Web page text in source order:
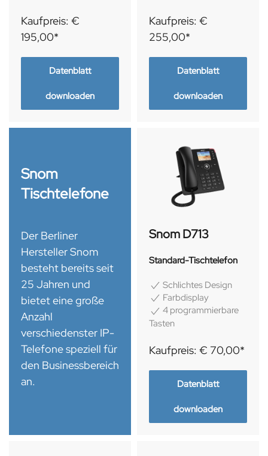
Kaufpreis: €
195,00*
Datenblatt
downloaden
Kaufpreis: €
255,00*
Datenblatt
downloaden
Snom
Tischtelefone
Der Berliner
Hersteller Snom
besteht bereits seit
25 Jahren und
bietet eine große
Anzahl
verschiedenster IP-
Telefone speziell für
den Businessbereich
an.
Snom D713
Standard-Tischtelefon
Schlichtes Design
Farbdisplay
4 programmierbare
Tasten
Kaufpreis: € 70,00*
Datenblatt
downloaden